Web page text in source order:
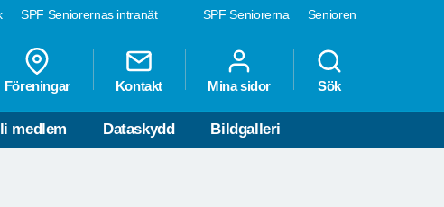
SPF Seniorerna Senioren
SPF Seniorernas intranät
Föreningar Kontakt Mina sidor Sök
medlem Dataskydd Bildgalleri